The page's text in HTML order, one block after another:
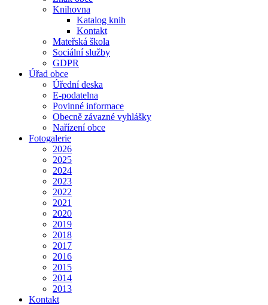
Knihovna
Katalog knih
Kontakt
Mateřská škola
Sociální služby
GDPR
Úřad obce
Úřední deska
E-podatelna
Povinné informace
Obecně závazné vyhlášky
Nařízení obce
Fotogalerie
2026
2025
2024
2023
2022
2021
2020
2019
2018
2017
2016
2015
2014
2013
Kontakt